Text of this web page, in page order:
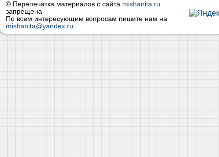
© Перепечатка материалов с сайта mishanita.ru
запрещена
По всем интересующим вопросам пишите нам на
mishanita@yandex.ru